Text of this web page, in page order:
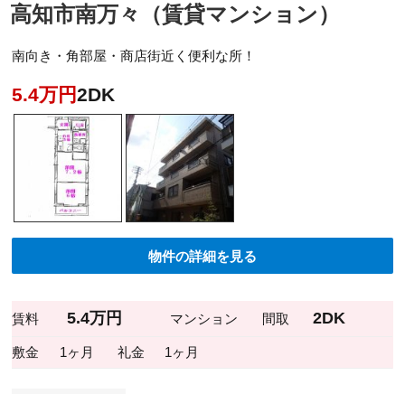
高知市南万々（賃貸マンション）
南向き・角部屋・商店街近く便利な所！
5.4万円2DK
物件の詳細を見る
賃料 5.4万円 マンション 間取 2DK
敷金 1ヶ月 礼金 1ヶ月